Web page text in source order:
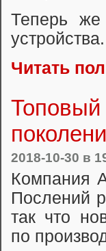
Теперь
устройства.
Читать
Топовый
2018-10-30 в
Компания
Послений
так что
по